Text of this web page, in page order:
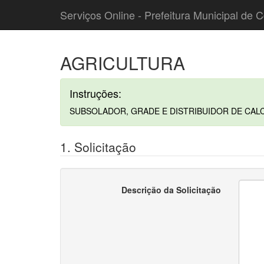
Serviços Online - Prefeitura Municipal de
AGRICULTURA
Instruções:
SUBSOLADOR, GRADE E DISTRIBUIDOR DE
1. Solicitação
Descrição da Solicitação